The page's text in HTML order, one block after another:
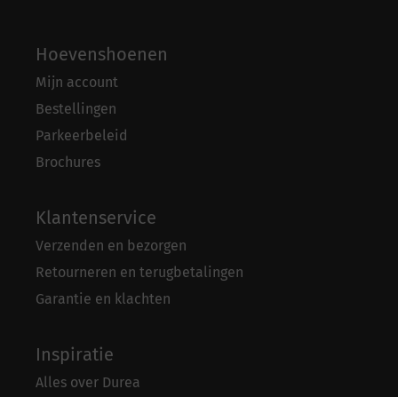
Hoevenshoenen
Mijn account
Bestellingen
Parkeerbeleid
Brochures
Klantenservice
Verzenden en bezorgen
Retourneren en terugbetalingen
Garantie en klachten
Inspiratie
Alles over Durea